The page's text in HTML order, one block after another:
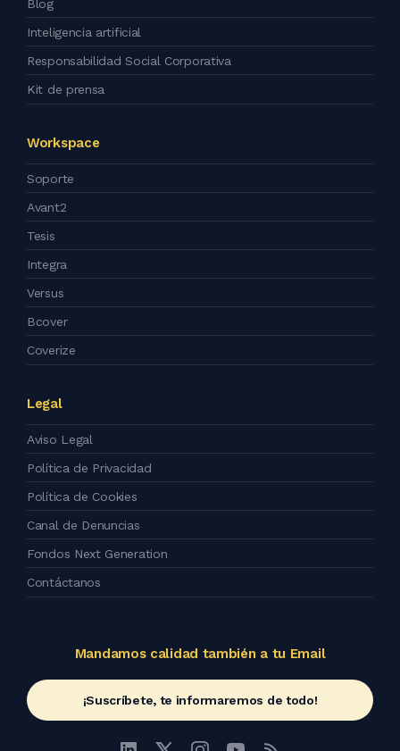
Blog
Inteligencia artificial
Responsabilidad Social Corporativa
Kit de prensa
Workspace
Soporte
Avant2
Tesis
Integra
Versus
Bcover
Coverize
Legal
Aviso Legal
Política de Privacidad
Política de Cookies
Canal de Denuncias
Fondos Next Generation
Contáctanos
Mandamos calidad también a tu Email
¡Suscríbete, te informaremos de todo!